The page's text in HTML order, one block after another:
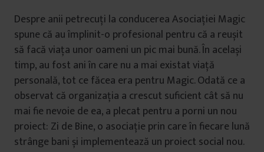
Despre anii petrecuți la conducerea Asociației Magic
spune că au împlinit-o profesional pentru că a reușit
să facă viața unor oameni un pic mai bună. În același
timp, au fost ani în care nu a mai existat viață
personală, tot ce făcea era pentru Magic. Odată ce a
observat că organizația a crescut suficient cât să nu
mai fie nevoie de ea, a plecat pentru a porni un nou
proiect: Zi de Bine, o asociație prin care în fiecare lună
strânge bani și implementează un proiect social nou.